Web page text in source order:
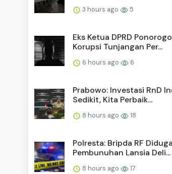
3 hours ago 5
Eks Ketua DPRD
Korupsi Tunjangan Per...
6 hours ago 6
Prabowo: Investasi RnD
Sedikit, Kita Perbaik...
8 hours ago 18
Polresta: Bripda RF
Pembunuhan Lansia Deli...
8 hours ago 17